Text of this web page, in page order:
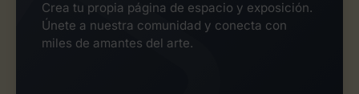
Crea tu propia página de espacio y exposición.
Únete a nuestra comunidad y conecta con
miles de amantes del arte.